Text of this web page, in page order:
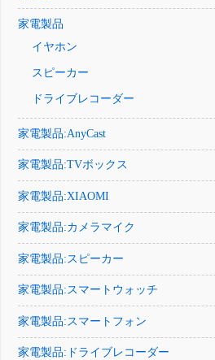
家電製品
イヤホン
スピーカー
ドライブレコーダー
家電製品:AnyCast
家電製品:TVボックス
家電製品:XIAOMI
家電製品:カメラマイク
家電製品:スピーカー
家電製品:スマートウォッチ
家電製品:スマートフォン
家電製品:ドライブレコーダー